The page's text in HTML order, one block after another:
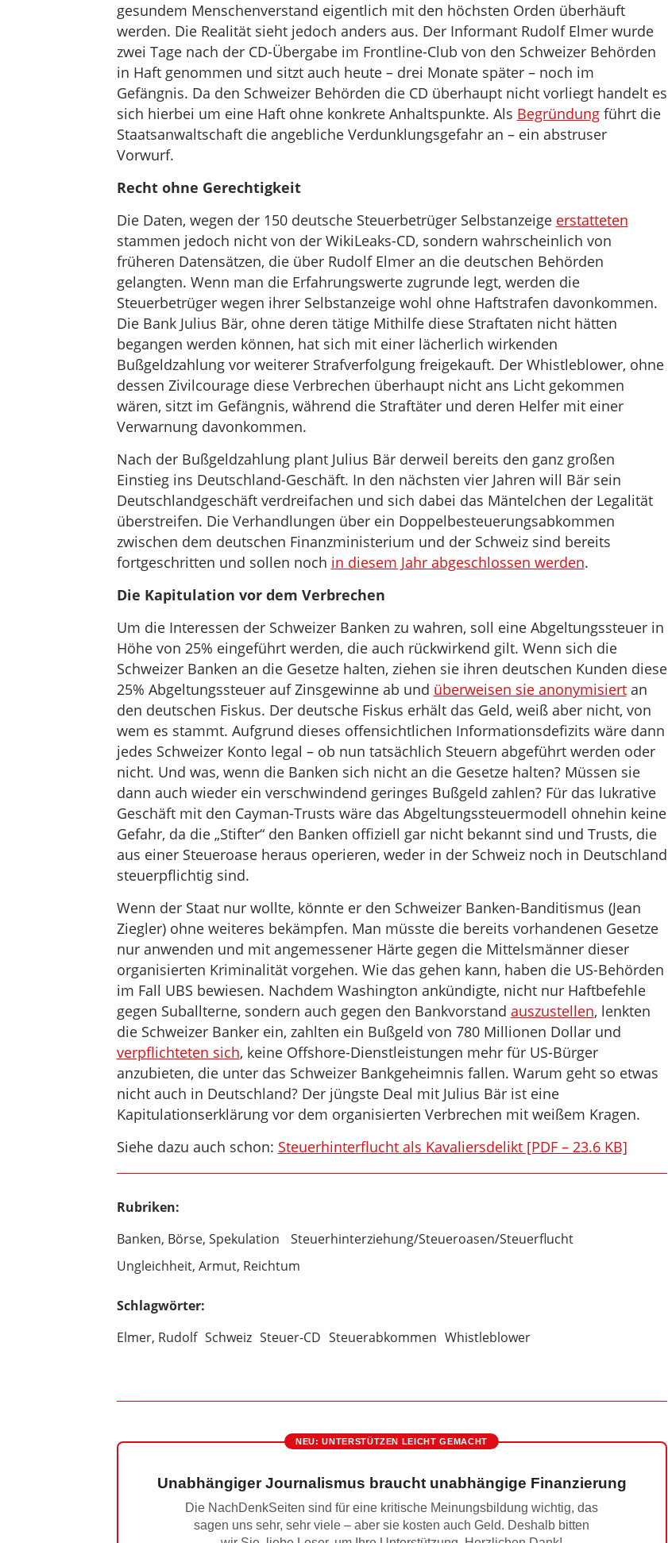
gesundem Menschenverstand eigentlich mit den höchsten Orden überhäuft
werden. Die Realität sieht jedoch anders aus. Der Informant Rudolf Elmer wurde
zwei Tage nach der CD-Übergabe im Frontline-Club von den Schweizer Behörden
in Haft genommen und sitzt auch heute – drei Monate später – noch im
Gefängnis. Da den Schweizer Behörden die CD überhaupt nicht vorliegt handelt es
sich hierbei um eine Haft ohne konkrete Anhaltspunkte. Als Begründungführt die
Staatsanwaltschaft die angebliche Verdunklungsgefahr an – ein abstruser
Vorwurf.
Recht ohne Gerechtigkeit
Die Daten, wegen der 150 deutsche Steuerbetrüger Selbstanzeige erstatteten
stammen jedoch nicht von der WikiLeaks-CD, sondern wahrscheinlich von
früheren Datensätzen, die über Rudolf Elmer an die deutschen Behörden
gelangten. Wenn man die Erfahrungswerte zugrunde legt, werden die
Steuerbetrüger wegen ihrer Selbstanzeige wohl ohne Haftstrafen davonkommen.
Die Bank Julius Bär, ohne deren tätige Mithilfe diese Straftaten nicht hätten
begangen werden können, hat sich mit einer lächerlich wirkenden
Bußgeldzahlung vor weiterer Strafverfolgung freigekauft. Der Whistleblower, ohne
dessen Zivilcourage diese Verbrechen überhaupt nicht ans Licht gekommen
wären, sitzt im Gefängnis, während die Straftäter und deren Helfer mit einer
Verwarnung davonkommen.
Nach der Bußgeldzahlung plant Julius Bär derweil bereits den ganz großen
Einstieg ins Deutschland-Geschäft. In den nächsten vier Jahren will Bär sein
Deutschlandgeschäft verdreifachen und sich dabei das Mäntelchen der Legalität
überstreifen. Die Verhandlungen über ein Doppelbesteuerungsabkommen
zwischen dem deutschen Finanzministerium und der Schweiz sind bereits
fortgeschritten und sollen noch in diesem Jahr abgeschlossen werden.
Die Kapitulation vor dem Verbrechen
Um die Interessen der Schweizer Banken zu wahren, soll eine Abgeltungssteuer in
Höhe von 25% eingeführt werden, die auch rückwirkend gilt. Wenn sich die
Schweizer Banken an die Gesetze halten, ziehen sie ihren deutschen Kunden diese
25% Abgeltungssteuer auf Zinsgewinne ab und überweisen sie anonymisiertan
den deutschen Fiskus. Der deutsche Fiskus erhält das Geld, weiß aber nicht, von
wem es stammt. Aufgrund dieses offensichtlichen Informationsdefizits wäre dann
jedes Schweizer Konto legal – ob nun tatsächlich Steuern abgeführt werden oder
nicht. Und was, wenn die Banken sich nicht an die Gesetze halten? Müssen sie
dann auch wieder ein verschwindend geringes Bußgeld zahlen? Für das lukrative
Geschäft mit den Cayman-Trusts wäre das Abgeltungssteuermodell ohnehin keine
Gefahr, da die „Stifter“ den Banken offiziell gar nicht bekannt sind und Trusts, die
aus einer Steueroase heraus operieren, weder in der Schweiz noch in Deutschland
steuerpflichtig sind.
Wenn der Staat nur wollte, könnte er den Schweizer Banken-Banditismus (Jean
Ziegler) ohne weiteres bekämpfen. Man müsste die bereits vorhandenen Gesetze
nur anwenden und mit angemessener Härte gegen die Mittelsmänner dieser
organisierten Kriminalität vorgehen. Wie das gehen kann, haben die US-Behörden
im Fall UBS bewiesen. Nachdem Washington ankündigte, nicht nur Haftbefehle
gegen Suballterne, sondern auch gegen den Bankvorstand auszustellen, lenkten
die Schweizer Banker ein, zahlten ein Bußgeld von 780 Millionen Dollar und
verpflichteten sich, keine Offshore-Dienstleistungen mehr für US-Bürger
anzubieten, die unter das Schweizer Bankgeheimnis fallen. Warum geht so etwas
nicht auch in Deutschland? Der jüngste Deal mit Julius Bär ist eine
Kapitulationserklärung vor dem organisierten Verbrechen mit weißem Kragen.
Siehe dazu auch schon: Steuerhinterflucht als Kavaliersdelikt [PDF – 23.6 KB]
Rubriken:
Banken, Börse, Spekulation
Steuerhinterziehung/Steueroasen/Steuerflucht
Ungleichheit, Armut, Reichtum
Schlagwörter:
Elmer, Rudolf Schweiz Steuer-CD Steuerabkommen Whistleblower
NEU: UNTERSTÜTZEN LEICHT GEMACHT
Unabhängiger Journalismus braucht unabhängige Finanzierung
Die NachDenkSeiten sind für eine kritische Meinungsbildung wichtig, das
sagen uns sehr, sehr viele – aber sie kosten auch Geld. Deshalb bitten